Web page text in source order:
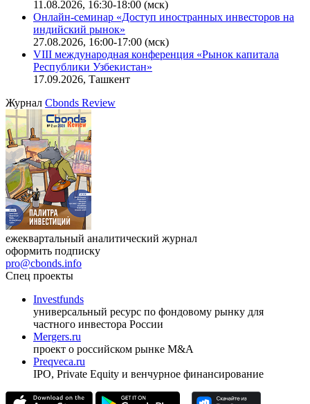
11.08.2026, 16:30-18:00 (мск)
Онлайн-семинар «Доступ иностранных инвесторов на
индийский рынок»
27.08.2026, 16:00-17:00 (мск)
VIII международная конференция «Рынок капитала
Республики Узбекистан»
17.09.2026, Ташкент
Журнал Cbonds Review
ежеквартальный аналитический журнал
оформить подписку
pro@cbonds.info
Спец проекты
Investfunds
универсальный ресурс по фондовому рынку для
частного инвестора России
Mergers.ru
проект о российском рынке M&A
Preqveca.ru
IPO, Private Equity и венчурное финансирование